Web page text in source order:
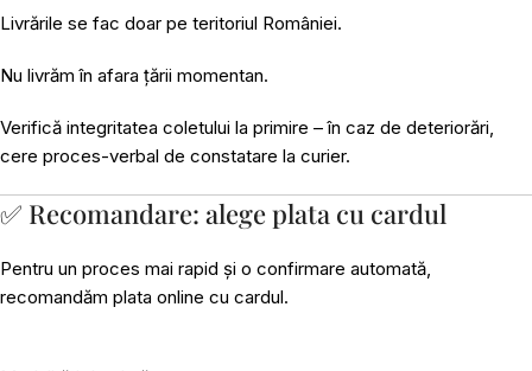
Livrările se fac doar pe teritoriul României.
Nu livrăm în afara țării momentan.
Verifică integritatea coletului la primire – în caz de deteriorări,
cere proces-verbal de constatare la curier.
✅ Recomandare: alege plata cu cardul
Pentru un proces mai rapid și o confirmare automată,
recomandăm plata online cu cardul.